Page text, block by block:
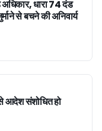
अधिकार, धारा 74 दंड
से बचने की अनिवार्य
आदेश संशोधित हो